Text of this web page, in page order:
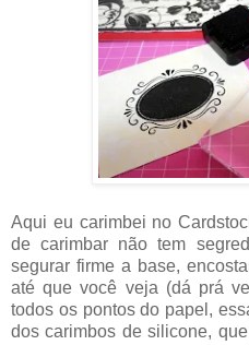
Aqui eu carimbei no
de carimbar não tem
segurar firme a base,
até que você veja (dá prá
todos os pontos do papel,
dos carimbos de silicone,